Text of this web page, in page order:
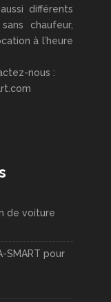
différents
chaufeur,
à l’heure
nous :
de voiture
SMART pour